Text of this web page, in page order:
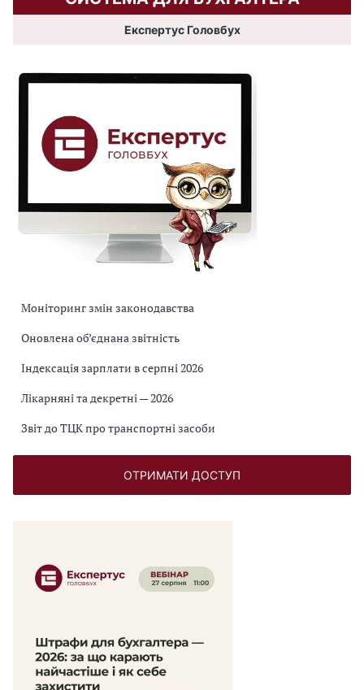
Експертус Головбух
Моніторинг змін законодавства
Оновлена об’єднана звітність
Індексація зарплати в серпні 2026
Лікарняні та декретні — 2026
Звіт до ТЦК про транспортні засоби
ОТРИМАТИ ДОСТУП